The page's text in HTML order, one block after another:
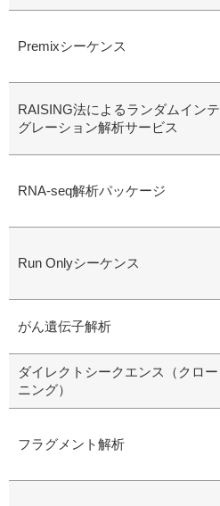
Premixシーケンス
RAISING法によるランダムインテ
グレーション解析サービス
RNA-seq解析パッケージ
Run Onlyシーケンス
がん遺伝子解析
ダイレクトシークエンス（クロー
ニング）
フラグメント解析